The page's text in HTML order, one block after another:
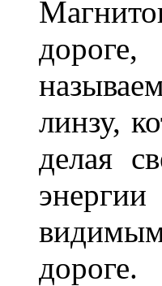
линзу,
делая
дороге.